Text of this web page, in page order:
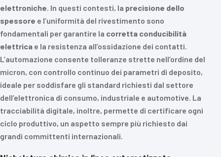
elettroniche. In questi contesti, la precisione dello
spessore e l’uniformità del rivestimento sono
fondamentali per garantire la corretta conducibilità
elettrica e la resistenza all’ossidazione dei contatti.
L’automazione consente tolleranze strette nell’ordine del
micron, con controllo continuo dei parametri di deposito,
ideale per soddisfare gli standard richiesti dal settore
dell’elettronica di consumo, industriale e automotive. La
tracciabilità digitale, inoltre, permette di certificare ogni
ciclo produttivo, un aspetto sempre più richiesto dai
grandi committenti internazionali.